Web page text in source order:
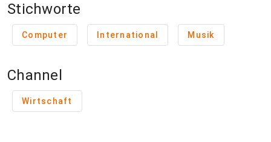
Stichworte
Computer International Musik
Channel
Wirtschaft